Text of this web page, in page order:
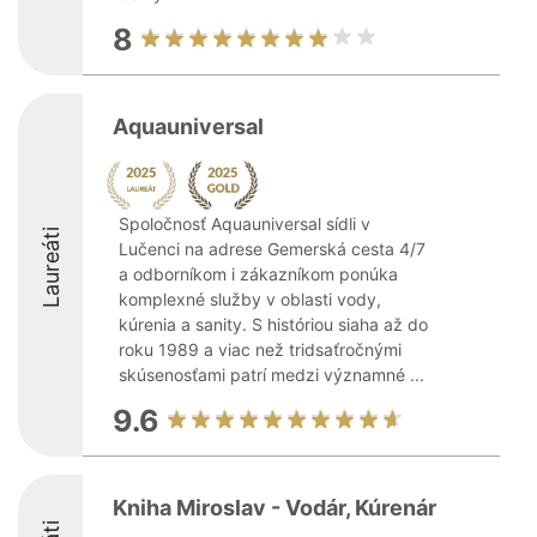
8
Laureáti
Aquauniversal
Spoločnosť Aquauniversal sídli v
Lučenci na adrese Gemerská cesta 4/7
a odborníkom i zákazníkom ponúka
komplexné služby v oblasti vody,
kúrenia a sanity. S históriou siaha až do
roku 1989 a viac než tridsaťročnými
skúsenosťami patrí medzi významné ...
9.6
Kniha Miroslav - Vodár, Kúrenár